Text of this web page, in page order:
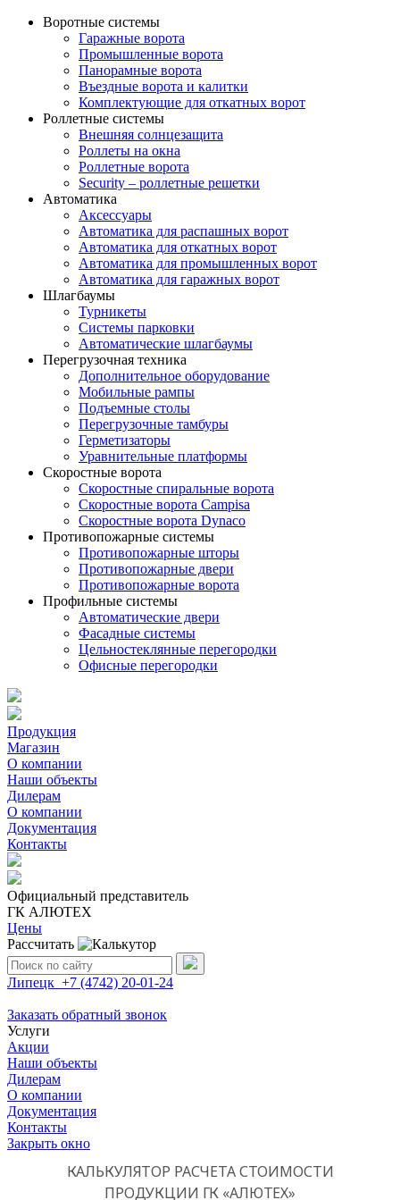
Воротные системы
Гаражные ворота
Промышленные ворота
Панорамные ворота
Въездные ворота и калитки
Комплектующие для откатных ворот
Роллетные системы
Внешняя солнцезащита
Роллеты на окна
Роллетные ворота
Security – роллетные решетки
Автоматика
Аксессуары
Автоматика для распашных ворот
Автоматика для откатных ворот
Автоматика для промышленных ворот
Автоматика для гаражных ворот
Шлагбаумы
Турникеты
Системы парковки
Автоматические шлагбаумы
Перегрузочная техника
Дополнительное оборудование
Мобильные рампы
Подъемные столы
Перегрузочные тамбуры
Герметизаторы
Уравнительные платформы
Скоростные ворота
Скоростные спиральные ворота
Скоростные ворота Campisa
Скоростные ворота Dynaco
Противопожарные системы
Противопожарные шторы
Противопожарные двери
Противопожарные ворота
Профильные системы
Автоматические двери
Фасадные системы
Цельностеклянные перегородки
Офисные перегородки
Продукция
Магазин
О компании
Наши объекты
Дилерам
О компании
Документация
Контакты
Официальный представитель
ГК АЛЮТЕХ
Цены
Рассчитать
Поиск:
Липецк +7 (4742) 20-01-24
Заказать обратный звонок
Услуги
Акции
Наши объекты
Дилерам
О компании
Документация
Контакты
Закрыть окно